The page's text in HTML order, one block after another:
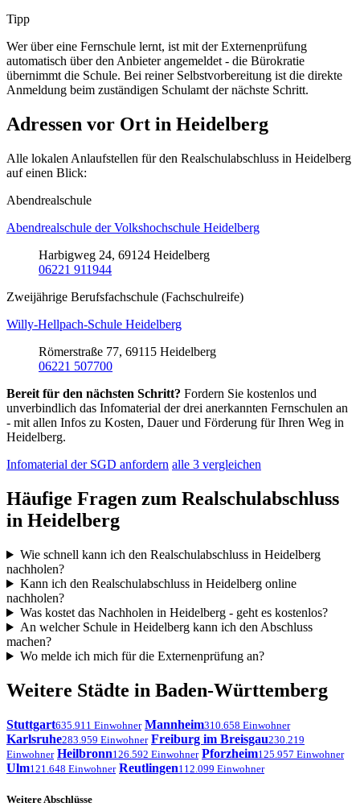
Tipp
Wer über eine Fernschule lernt, ist mit der Externenprüfung
automatisch über den Anbieter angemeldet - die Bürokratie
übernimmt die Schule. Bei reiner Selbstvorbereitung ist die direkte
Anmeldung beim zuständigen Schulamt der nächste Schritt.
Adressen vor Ort in Heidelberg
Alle lokalen Anlaufstellen für den Realschulabschluss in Heidelberg
auf einen Blick:
Abendrealschule
Abendrealschule der Volkshochschule Heidelberg
Harbigweg 24, 69124 Heidelberg
06221 911944
Zweijährige Berufsfachschule (Fachschulreife)
Willy-Hellpach-Schule Heidelberg
Römerstraße 77, 69115 Heidelberg
06221 507700
Bereit für den nächsten Schritt? Fordern Sie kostenlos und
unverbindlich das Infomaterial der drei anerkannten Fernschulen an
- mit allen Infos zu Kosten, Dauer und Förderung für Ihren Weg in
Heidelberg.
Infomaterial der SGD anfordern alle 3 vergleichen
Häufige Fragen zum Realschulabschluss
in Heidelberg
Wie schnell kann ich den Realschulabschluss in Heidelberg
nachholen?
Kann ich den Realschulabschluss in Heidelberg online
nachholen?
Was kostet das Nachholen in Heidelberg - geht es kostenlos?
An welcher Schule in Heidelberg kann ich den Abschluss
machen?
Wo melde ich mich für die Externenprüfung an?
Weitere Städte in Baden-Württemberg
Stuttgart635.911 Einwohner Mannheim310.658 Einwohner
Karlsruhe283.959 Einwohner Freiburg im Breisgau230.219
Einwohner Heilbronn126.592 Einwohner Pforzheim125.957 Einwohner
Ulm121.648 Einwohner Reutlingen112.099 Einwohner
Weitere Abschlüsse